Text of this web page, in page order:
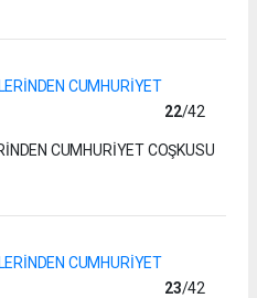
22/42
CUMHURİYET COŞKUSU
23/42